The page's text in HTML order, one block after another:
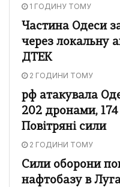
1 ГОДИНУ ТОМУ
Частина Одеси
через локальну
ДТЕК
2 ГОДИНИ ТОМУ
рф атакувала
202 дронами,
Повітряні сили
2 ГОДИНИ ТОМУ
Сили оборони
нафтобазу в